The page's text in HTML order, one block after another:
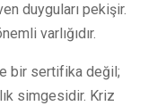
duyguları pekişir.
varlığıdır.
bir sertifika değil;
simgesidir. Kriz